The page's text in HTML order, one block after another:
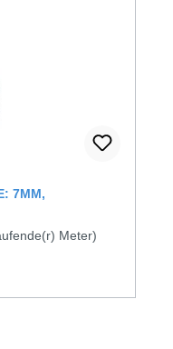
7MM,
Meter)